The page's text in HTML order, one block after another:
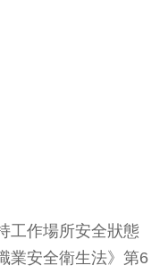
工作場所安全狀態
業安全衛生法》第6